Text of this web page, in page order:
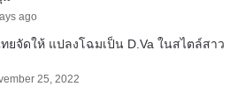
ago
ยจัดให้ แปลงโฉมเป็น D.Va ในสไตล์สาว
25, 2022